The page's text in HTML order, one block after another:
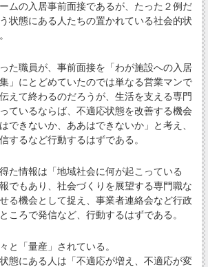
ムの入居事前面接であるが、たった２例だ
状態にある人たちの置かれている社会的状
た職員が、事前面接を「わが施設への入居
」にとどめていたのでは単なる営業マンで
えて終わるのだろうが、生活を支える専門
ているならば、不適応状態を改善する機会
できないか、ああはできないか」と考え、
するなど行動するはずである。
た情報は「地域社会に何が起こっている
でもあり、社会づくりを展望する専門職な
る機会として捉え、事業者連絡会など行政
ころで発信など、行動するはずである。
と「量産」されている。
態にある人は「不適応が増え、不適応が変